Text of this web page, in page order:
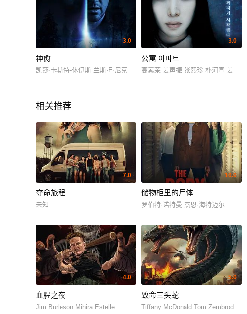
3.0
神愈
凯莎·卡斯特-休伊斯 兰斯·E·尼克尔斯 Camille Balsamo 里德·考勒姆斯
3.0
公寓 아파트
高素荣 姜声振 张熙珍 朴河宣 姜仁
相关推荐
7.0
夺命旅程
未知
10.0
储物柜里的尸体
罗伯特·诺特曼 杰恩·海特迈尔
4.0
血腥之夜
Jim Burleson Mihira Estelle
5.0
致命三头蛇
Tiffany McDonald Tom Zembrod